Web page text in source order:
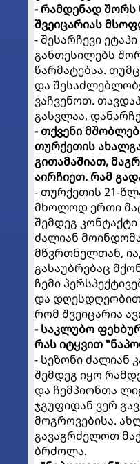
- რამდენად შორს
შვეიცარიას
- შესარჩევი
განთესილებს
წარმატებაა.
და
ვაჩვენოთ.
გასვლაა,
- თქვენი
თურქეთის
გითამაშიათ,
აირჩიეთ. რამ
- თურქეთის 21-
მხოლოდ ერთი
შემდეგ კონტაქტი
ძალიან
მწვრთნელთან,
გასაუბრებაც
ჩემი
და
რომ შვეიცარია
- საკლუბო
რას იტყვით
- სეზონი ძალიან
შემდეგ იყო
და ჩემპიონთა
ჯგუფიდან ვერ
მოგროვებისა.
გავაგრძელოთ
ბრძოლა.